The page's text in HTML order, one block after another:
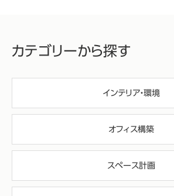
カテゴリーから探す
インテリア・環境
オフィス構築
スペース計画